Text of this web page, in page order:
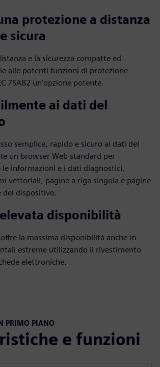
protezione a distanza
sicura
e la sicurezza compatte ed
alle potenti funzioni di protezione
7SA82 un'opzione potente.
ai dati del
semplice, rapido e sicuro ai dati del
un browser Web standard per
informazioni e i dati diagnostici,
vettoriali, pagine a riga singola e pagine
del dispositivo.
disponibilità
offre la massima disponibilità anche in
estreme utilizzando il rivestimento
elettroniche.
PRIMO PIANO
e funzioni